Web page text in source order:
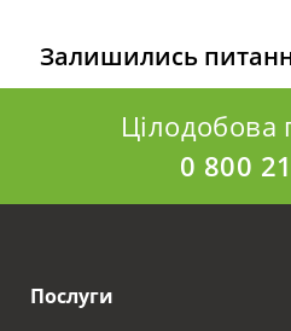
Залишились
Цілодобова
0 800
Послуги